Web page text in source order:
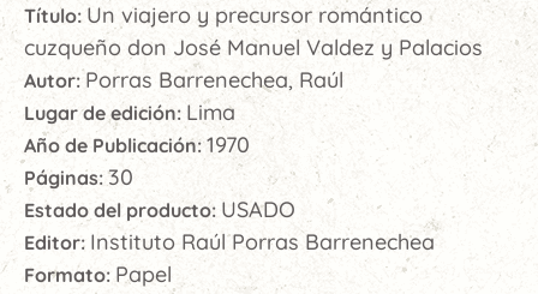
Título: Un viajero y precursor romántico
cuzqueño don José Manuel Valdez y Palacios
Autor: Porras Barrenechea, Raúl
Lugar de edición: Lima
Año de Publicación:1970
Páginas: 30
Estado del producto: USADO
Editor: Instituto Raúl Porras Barrenechea
Formato: Papel